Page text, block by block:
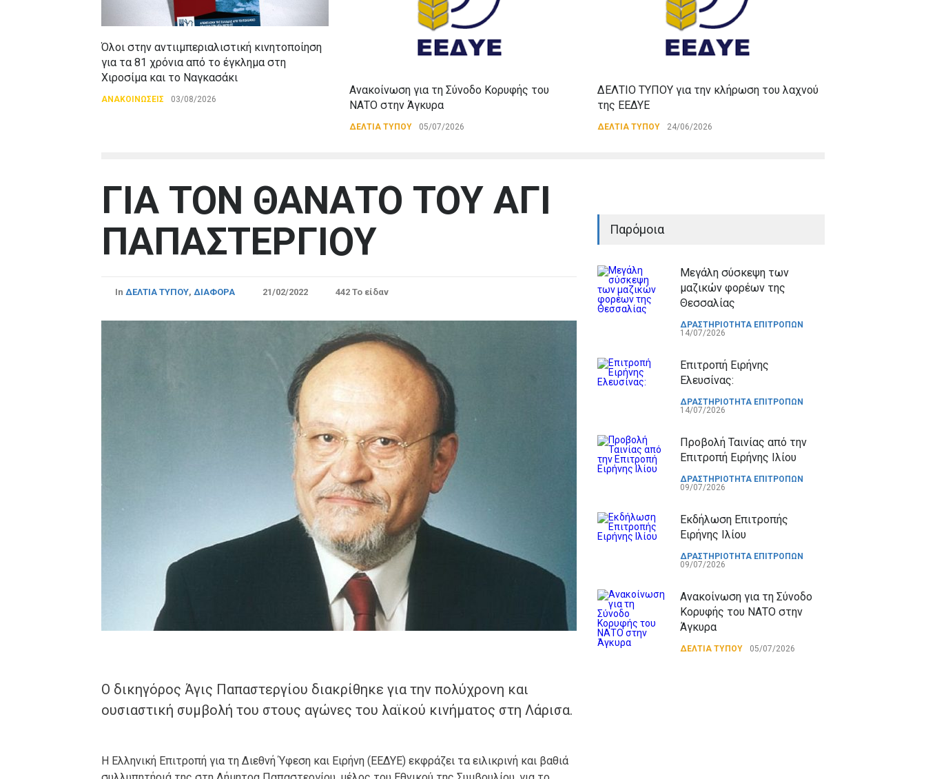
Όλοι στην αντιιμπεριαλιστική κινητοποίηση
για τα 81 χρόνια από το έγκλημα στη
Χιροσίμα και το Ναγκασάκι
ΑΝΑΚΟΙΝΩΣΕΙΣ 03/08/2026
Ανακοίνωση για τη Σύνοδο Κορυφής του
ΝΑΤΟ στην Άγκυρα
ΔΕΛΤΙΑ ΤΥΠΟΥ 05/07/2026
ΔΕΛΤΙΟ ΤΥΠΟΥ για την κλήρωση του λαχνού
της ΕΕΔΥΕ
ΔΕΛΤΙΑ ΤΥΠΟΥ 24/06/2026
ΓΙΑ ΤΟΝ ΘΑΝΑΤΟ ΤΟΥ ΑΓΙ
ΠΑΠΑΣΤΕΡΓΙΟΥ
In ΔΕΛΤΙΑ ΤΥΠΟΥ, ΔΙΑΦΟΡΑ 21/02/2022 442 Το είδαν
Ο δικηγόρος Άγις Παπαστεργίου διακρίθηκε για την πολύχρονη και
ουσιαστική συμβολή του στους αγώνες του λαϊκού κινήματος στη Λάρισα.
Η Ελληνική Επιτροπή για τη Διεθνή Ύφεση και Ειρήνη (ΕΕΔΥΕ) εκφράζει τα ειλικρινή και βαθιά
Παρόμοια
Μεγάλη σύσκεψη των
μαζικών φορέων της
Θεσσαλίας
ΔΡΑΣΤΗΡΙΟΤΗΤΑ ΕΠΙΤΡΟΠΩΝ
14/07/2026
Επιτροπή Ειρήνης
Ελευσίνας:
ΔΡΑΣΤΗΡΙΟΤΗΤΑ ΕΠΙΤΡΟΠΩΝ
14/07/2026
Προβολή Ταινίας από την
Επιτροπή Ειρήνης Ιλίου
ΔΡΑΣΤΗΡΙΟΤΗΤΑ ΕΠΙΤΡΟΠΩΝ
09/07/2026
Εκδήλωση Επιτροπής
Ειρήνης Ιλίου
ΔΡΑΣΤΗΡΙΟΤΗΤΑ ΕΠΙΤΡΟΠΩΝ
09/07/2026
Ανακοίνωση για τη Σύνοδο
Κορυφής του ΝΑΤΟ στην
Άγκυρα
ΔΕΛΤΙΑ ΤΥΠΟΥ 05/07/2026